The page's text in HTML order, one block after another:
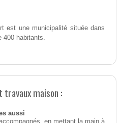
est une municipalité située dans
400 habitants.
maison :
aussi